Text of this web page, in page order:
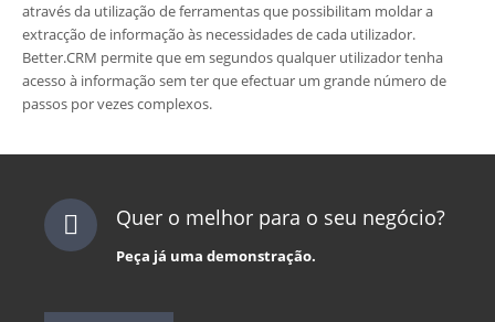
através da utilização de ferramentas que possibilitam moldar a
extracção de informação às necessidades de cada utilizador.
Better.CRM permite que em segundos qualquer utilizador tenha
acesso à informação sem ter que efectuar um grande número de
passos por vezes complexos.
Quer o melhor para o seu negócio?
Peça já uma demonstração.